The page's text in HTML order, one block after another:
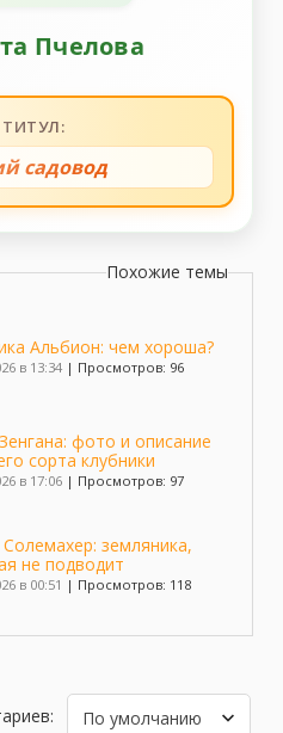
Пчелова
ТИТУЛ:
садовод
Похожие темы
Альбион: чем хороша?
в 13:34 | Просмотров: 96
фото и описание
сорта клубники
в 17:06 | Просмотров: 97
земляника,
не подводит
в 00:51 | Просмотров: 118
в 12:27